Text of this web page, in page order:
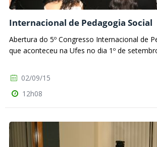
Internacional de Pedagogia Social
Abertura do 5º Congresso Internacional de
que aconteceu na Ufes no dia 1º de
02/09/15
12h08